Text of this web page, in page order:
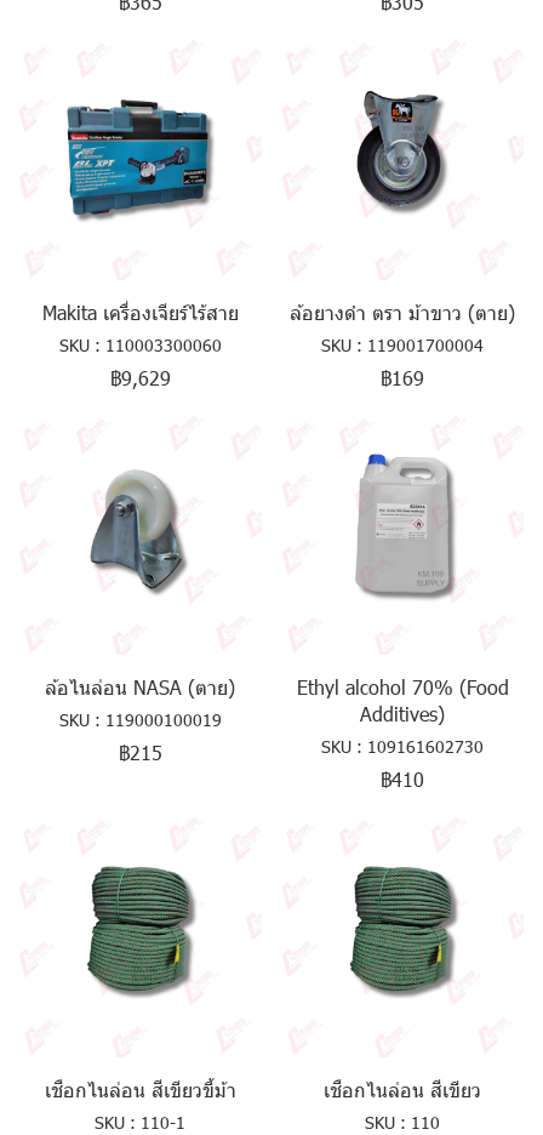
Makita เครื่องเจียร์ไร้สาย
SKU : 110003300060
฿9,629
ล้อยางดำ ตรา ม้าขาว (ตาย)
SKU : 119001700004
฿169
ล้อไนล่อน NASA (ตาย)
SKU : 119000100019
฿215
Ethyl alcohol 70% (Food
Additives)
SKU : 109161602730
฿410
เชือกไนล่อน สีเขียวขี้ม้า
SKU : 110-1
เชือกไนล่อน สีเขียว
SKU : 110